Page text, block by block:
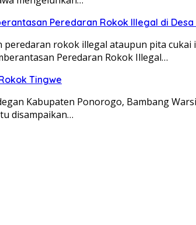
Peredaran Rokok Illegal di Desa
rokok illegal ataupun pita
Peredaran Rokok Illegal…
Tingwe
Kabupaten Ponorogo, Bambang
disampaikan…